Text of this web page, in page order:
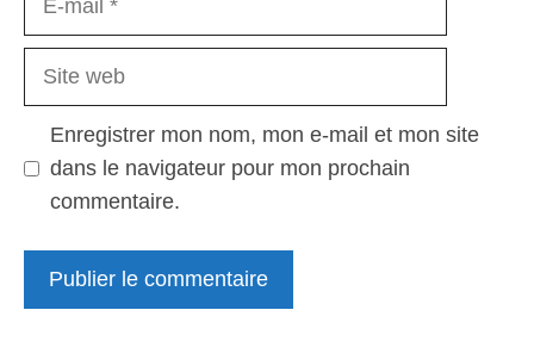
Site
Enregistrer mon nom, mon e-mail et mon site
dans le navigateur pour mon prochain
commentaire.